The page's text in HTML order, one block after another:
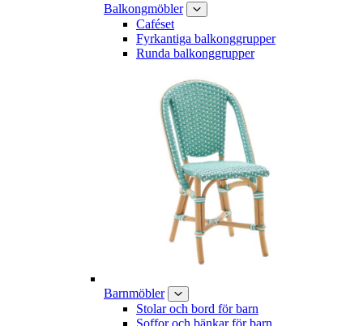
Balkongmöbler
Caféset
Fyrkantiga balkonggrupper
Runda balkonggrupper
Barnmöbler
Stolar och bord för barn
Soffor och bänkar för barn